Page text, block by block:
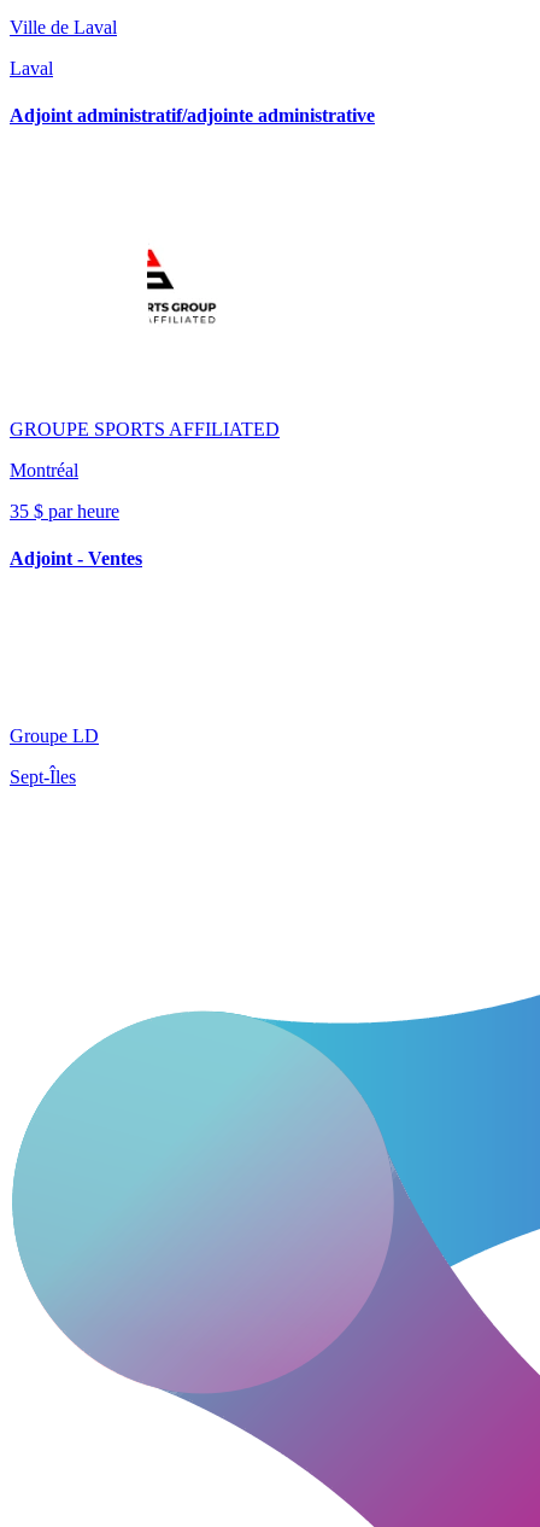
Ville de Laval
Laval
Adjoint administratif/adjointe administrative
GROUPE SPORTS AFFILIATED
Montréal
35 $ par heure
Adjoint - Ventes
Groupe LD
Sept-Îles